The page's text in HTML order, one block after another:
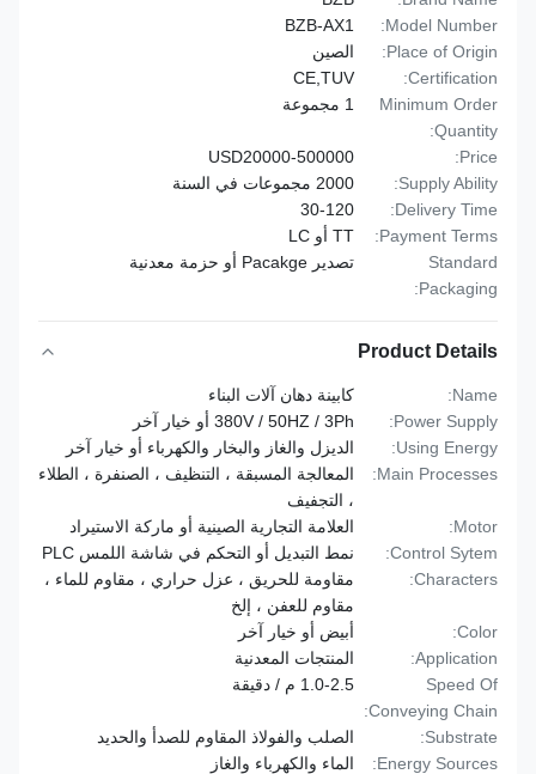
Model Number:
BZB-AX1
Place of Origin:
الصين
Certification:
CE,TUV
Minimum Order
Quantity:
1 مجموعة
USD20000-500000
Supply Ability:
Delivery Time:
30-120
Payment Terms:
TT أو LC
Standard
Packaging:
تصدير Pacakge أو حزمة معدنية
Product Details
Name:
كابينة دهان آلات البناء
Power Supply:
380V / 50HZ / 3Ph أو خيار آخر
Using Energy:
الديزل والغاز والبخار والكهرباء أو خيار آخر
Main Processes:
المعالجة المسبقة ، التنظيف ، الصنفرة ، الطلاء
، التجفيف
Motor:
العلامة التجارية الصينية أو ماركة الاستيراد
Control Sytem:
نمط التبديل أو التحكم في شاشة اللمس PLC
Characters:
مقاومة للحريق ، عزل حراري ، مقاوم للماء ،
مقاوم للعفن ، إلخ
Color:
أبيض أو خيار آخر
Application:
المنتجات المعدنية
Speed Of
Conveying Chain:
1.0-2.5 م / دقيقة
Substrate:
الصلب والفولاذ المقاوم للصدأ والحديد
Energy Sources:
الماء والكهرباء والغاز